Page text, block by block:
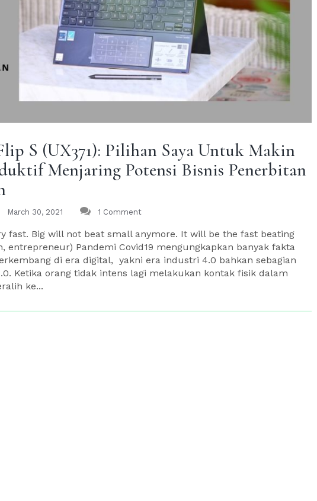
S (UX371): Pilihan Saya Untuk Makin
Menjaring Potensi Bisnis Penerbitan
March 30, 2021 1 Comment
fast. Big will not beat small anymore. It will be the fast beating
entrepreneur) Pandemi Covid19 mengungkapkan banyak fakta
di era digital, yakni era industri 4.0 bahkan sebagian
Ketika orang tidak intens lagi melakukan kontak fisik dalam
ke...